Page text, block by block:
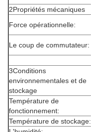
2Propriétés mécaniques
Force opérationnelle:
Le coup de commutateur:
3Conditions
environnementales et de
stockage
Température de
fonctionnement:
Température de stockage: